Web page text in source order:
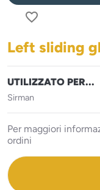
favorite_border
Left sliding
UTILIZZATO PER...
Sirman
Per maggiori
ordini